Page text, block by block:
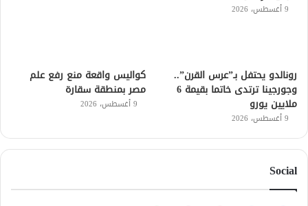
9 أغسطس، 2026
رونالدو يحتفل بـ”عرس القرن”..
وجورجينا ترتدى خاتما بقيمة 6
ملايين يورو
9 أغسطس، 2026
كواليس واقعة منع رفع علم
مصر بمنطقة سقارة
9 أغسطس، 2026
Social